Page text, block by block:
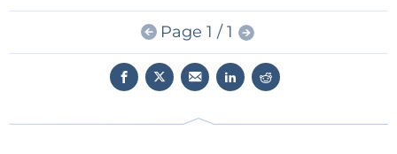
c'est la dénomination choisie pour l'I2C par les
entreprises qui n'ont pas mis en œuvre la
spécification complète ou qui veulent éviter la
C. (La marque a expiré en 2015)
Plus intéressant encore. PIC (Peripheral Interface
Page 1 / 1